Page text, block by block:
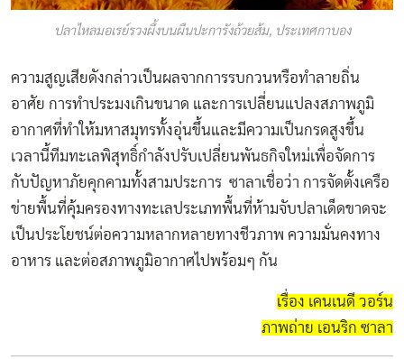
ปลาไหลมอเรย์รวงผึ้งบนผืนปะการังถ้วยส้ม, ประเทศกาบอง
ความสูญเสียดังกล่าวเป็นผลจากการรบกวนหรือทำลายถิ่น
อาศัย การทำประมงเกินขนาด และการเปลี่ยนแปลงสภาพภูมิ
อากาศที่ทำให้มหาสมุทรทั้งอุ่นขึ้นและมีความเป็นกรดสูงขึ้น
เวลานี้ทีมทะเลพิสุทธิ์กำลังปรับเปลี่ยนพันธกิจใหม่เพื่อจัดการ
กับปัญหาภัยคุกคามทั้งสามประการ ซาลาเชื่อว่า การจัดตั้งเครือ
ข่ายพื้นที่คุ้มครองทางทะเลประเภทพื้นที่ห้ามจับปลาเด็ดขาดจะ
เป็นประโยชน์ต่อความหลากหลายทางชีวภาพ ความมั่นคงทาง
อาหาร และต่อสภาพภูมิอากาศไปพร้อมๆ กัน
เรื่อง เคนเนดี วอร์น
ภาพถ่าย เอนริก ซาลา